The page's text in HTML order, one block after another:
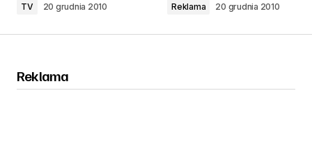
TV 20 grudnia 2010 Reklama 20 grudnia 2010
Reklama